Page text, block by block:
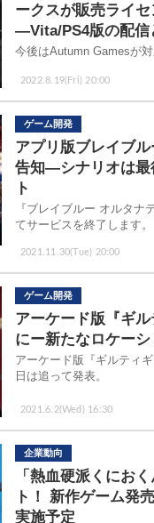
2022.8.19(Fri) 20:00
ークスが販売ライ
―Vita/PS4版の配信
今後はAutumn Gamesが対
ゲーム開発
2021.11.30(Tue) 20:00
アプリ版ブレイブ
告知―シナリオは最
ト
『ブレイブルー オルタナ
てサービスを終了します。
ゲーム開発
2021.6.2(Wed) 16:30
アーケード版『ギ
にー新たなロケー
アーケード版『ギルティ
日は追って発表。
企業動向
「熱血硬派くにお
ト！ 新作ゲーム発
実施予定